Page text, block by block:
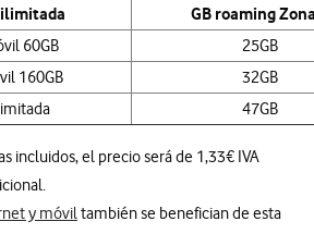
GB roaming
60GB
25GB
160GB
32GB
47GB
incluidos, el precio será de 1,33€ IVA
y móviltambién se benefician de esta